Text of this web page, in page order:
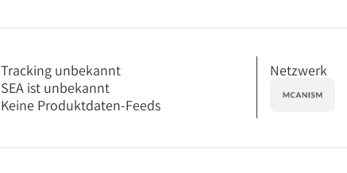
Tracking unbekannt
SEA ist unbekannt
Keine Produktdaten-Feeds
Netzwerk